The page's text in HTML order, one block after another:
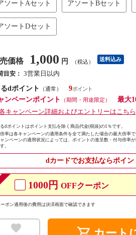
ソートAセット アソートBセット
ソートDセット
価格 1,000 円 （税込） 送料込み
目安： 3営業日以内
dポイント
（通常）
9
ンペーンポイント
（期間・用途限定）
最大
キャンペーン詳細およびエントリーはこちら
dポイントはポイント支払を除く商品代金(税抜)の1％です。
率は各キャンペーンの適用条件を全て満たした場合の最大倍率で
ンペーンの適用状況によっては、ポイントの進呈数・付与倍率
。
dカードでお支払ならポイン
1000円 OFFクーポン
ポン適用後の費用は決済画面で確認できます